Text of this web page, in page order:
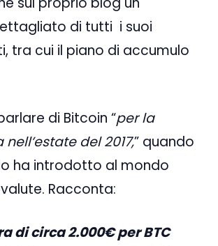
di tutti i suoi
tra cui il piano di accumulo
di Bitcoin “per la
del 2017,” quando
ha introdotto al mondo
Racconta:
di circa 2.000€ per BTC